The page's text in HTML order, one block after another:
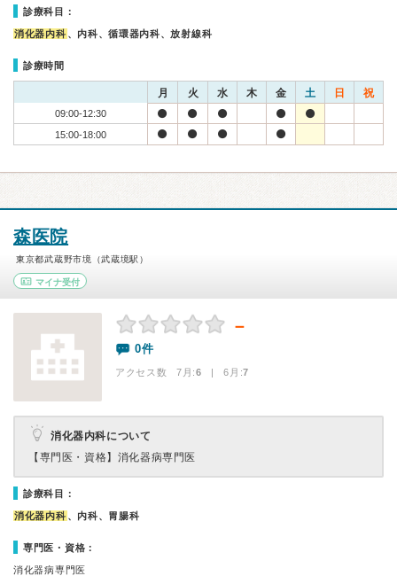
診療科目：
消化器内科 、内科、循環器内科、放射線科
診療時間
月 火 水 木 金 土 日 祝
09:00-12:30
15:00-18:00
森医院
東京都武蔵野市境（武蔵境駅）
マイナ受付
－
0件
アクセス数 7月:6 | 6月:7
消化器内科について
【専門医・資格】 消化器病専門医
診療科目：
消化器内科 、内科、胃腸科
専門医・資格：
消化器病専門医